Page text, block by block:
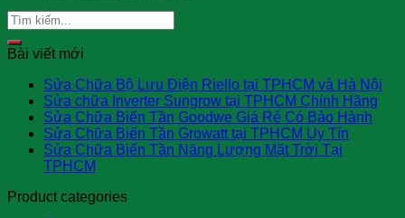
Bài viết mới
Sửa Chữa Bộ Lưu Điện Riello tại TPHCM và Hà Nội
Sửa chữa Inverter Sungrow tại TPHCM Chính Hãng
Sửa Chữa Biến Tần Goodwe Giá Rẻ Có Bảo Hành
Sửa Chữa Biến Tần Growatt tại TPHCM Uy Tín
Sửa Chữa Biến Tần Năng Lượng Mặt Trời Tại
TPHCM
Product categories